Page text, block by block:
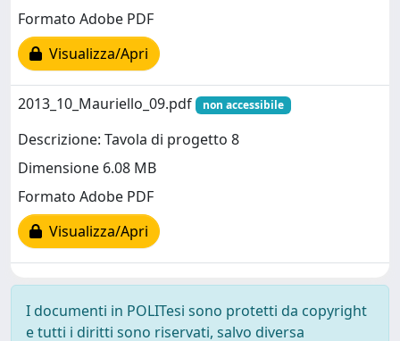
Formato Adobe PDF
Visualizza/Apri
2013_10_Mauriello_09.pdf non accessibile
Descrizione: Tavola di progetto 8
Dimensione 6.08 MB
Formato Adobe PDF
Visualizza/Apri
I documenti in POLITesi sono protetti da copyright
e tutti i diritti sono riservati, salvo diversa